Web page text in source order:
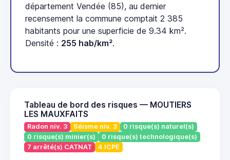
département Vendée (85), au dernier
recensement la commune comptait 2 385
habitants pour une superficie de 9.34 km².
Densité : 255 hab/km².
Tableau de bord des risques — MOUTIERS
LES MAUXFAITS
Radon niv. 3 Séisme niv. 3
0 risque(s) naturel(s)
0 risque(s) minier(s)
0 risque(s) technologique(s)
7 arrêté(s) CATNAT
4 ICPE